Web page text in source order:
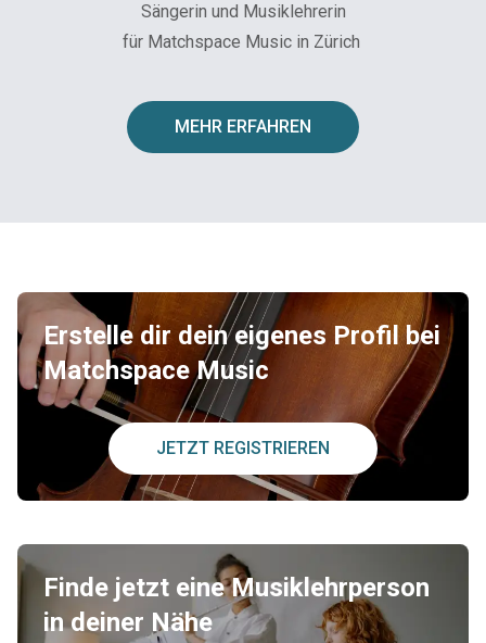
Sängerin und Musiklehrerin
für Matchspace Music in Zürich
MEHR ERFAHREN
Erstelle dir dein eigenes Profil bei
Matchspace Music
JETZT REGISTRIEREN
Finde jetzt eine Musiklehrperson
in deiner Nähe